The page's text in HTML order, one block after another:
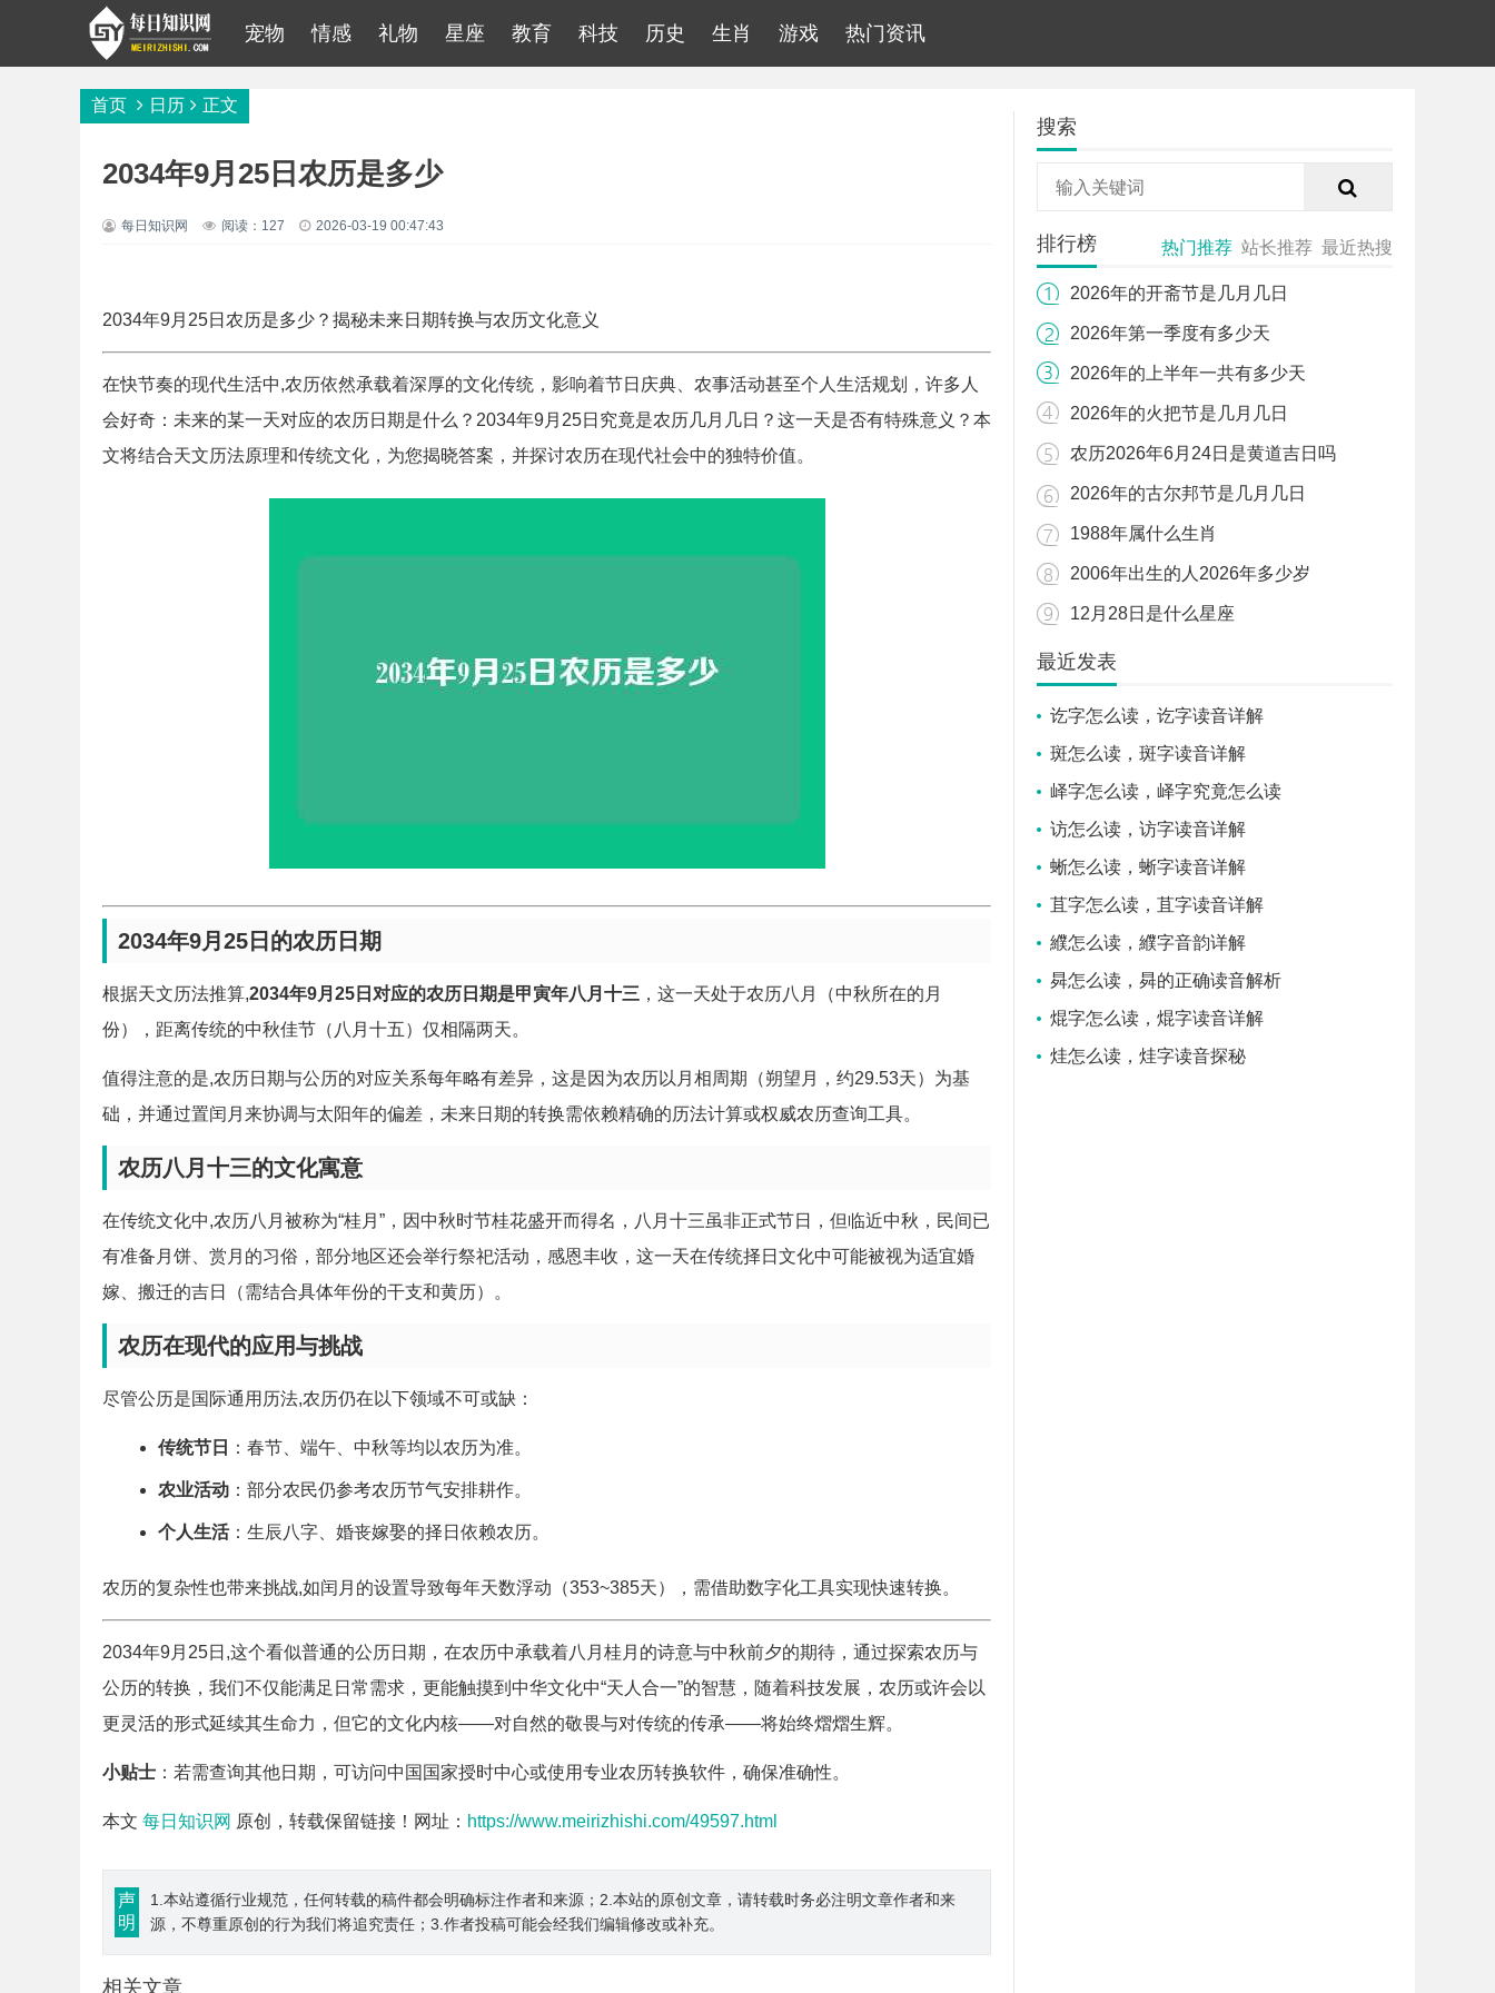
宠物 情感 礼物 星座 教育 科技 历史 生肖 游戏 热门资讯
首页 日历 正文
2034年9月25日农历是多少
每日知识网 阅读：127 2026-03-19 00:47:43
2034年9月25日农历是多少？揭秘未来日期转换与农历文化意义
在快节奏的现代生活中,农历依然承载着深厚的文化传统，影响着节日庆典、农事活动甚至个人生活规划，许多人
会好奇：未来的某一天对应的农历日期是什么？2034年9月25日究竟是农历几月几日？这一天是否有特殊意义？本
文将结合天文历法原理和传统文化，为您揭晓答案，并探讨农历在现代社会中的独特价值。
2034年9月25日的农历日期
根据天文历法推算,2034年9月25日对应的农历日期是甲寅年八月十三 ，这一天处于农历八月（中秋所在的月
份），距离传统的中秋佳节（八月十五）仅相隔两天。
值得注意的是,农历日期与公历的对应关系每年略有差异，这是因为农历以月相周期（朔望月，约29.53天）为基
础，并通过置闰月来协调与太阳年的偏差，未来日期的转换需依赖精确的历法计算或权威农历查询工具。
农历八月十三的文化寓意
在传统文化中,农历八月被称为“桂月”，因中秋时节桂花盛开而得名，八月十三虽非正式节日，但临近中秋，民间已
有准备月饼、赏月的习俗，部分地区还会举行祭祀活动，感恩丰收，这一天在传统择日文化中可能被视为适宜婚
嫁、搬迁的吉日（需结合具体年份的干支和黄历）。
农历在现代的应用与挑战
尽管公历是国际通用历法,农历仍在以下领域不可或缺：
传统节日 ：春节、端午、中秋等均以农历为准。
农业活动 ：部分农民仍参考农历节气安排耕作。
个人生活：生辰八字、婚丧嫁娶的择日依赖农历。
农历的复杂性也带来挑战,如闰月的设置导致每年天数浮动（353~385天），需借助数字化工具实现快速转换。
2034年9月25日,这个看似普通的公历日期，在农历中承载着八月桂月的诗意与中秋前夕的期待，通过探索农历与
公历的转换，我们不仅能满足日常需求，更能触摸到中华文化中“天人合一”的智慧，随着科技发展，农历或许会以
更灵活的形式延续其生命力，但它的文化内核——对自然的敬畏与对传统的传承——将始终熠熠生辉。
小贴士 ：若需查询其他日期，可访问中国国家授时中心或使用专业农历转换软件，确保准确性。
本文 每日知识网 原创，转载保留链接！网址： https://www.meirizhishi.com/49597.html
声
明
1.本站遵循行业规范，任何转载的稿件都会明确标注作者和来源；2.本站的原创文章，请转载时务必注明文章作者和来
源，不尊重原创的行为我们将追究责任；3.作者投稿可能会经我们编辑修改或补充。
相关文章
搜索
排行榜 热门推荐 站长推荐 最近热搜
2026年的开斋节是几月几日
2026年第一季度有多少天
2026年的上半年一共有多少天
2026年的火把节是几月几日
农历2026年6月24日是黄道吉日吗
2026年的古尔邦节是几月几日
1988年属什么生肖
2006年出生的人2026年多少岁
12月28日是什么星座
最近发表
讫字怎么读，讫字读音详解
斑怎么读，斑字读音详解
峄字怎么读，峄字究竟怎么读
访怎么读，访字读音详解
蜥怎么读，蜥字读音详解
苴字怎么读，苴字读音详解
纀怎么读，纀字音韵详解
曻怎么读，曻的正确读音解析
焜字怎么读，焜字读音详解
烓怎么读，烓字读音探秘